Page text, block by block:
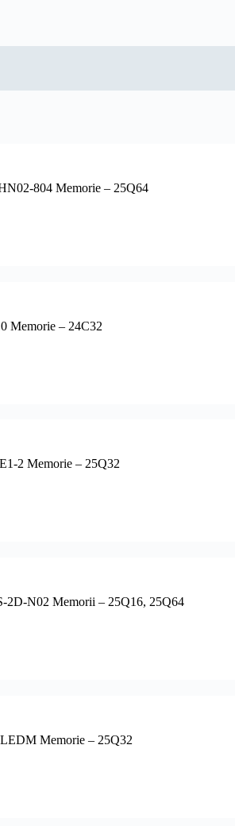
804 Memorie – 25Q64
Memorie – 24C32
2 Memorie – 25Q32
2D-N02 Memorii – 25Q16, 25Q64
Memorie – 25Q32